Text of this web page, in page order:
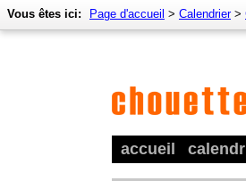
accueil
Vous êtes ici: Page d'accueil > Calendrier>